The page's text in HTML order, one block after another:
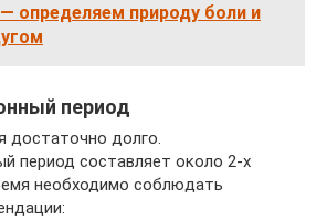
определяем природу боли и
период
достаточно долго.
период составляет около 2-х
необходимо соблюдать